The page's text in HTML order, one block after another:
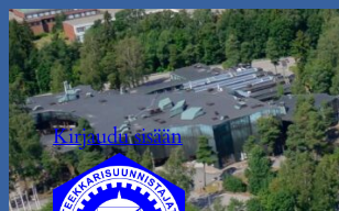
Siirry
sisältöön
Kirjaudu sisään